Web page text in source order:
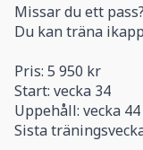
Missar du ett pass?
Du kan träna
Pris: 5 950 kr
Start: vecka 34
Uppehåll: vecka 44
Sista